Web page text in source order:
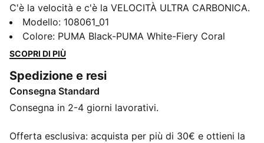
C'è la velocità e c'è la VELOCITÀ ULTRA CARBONICA.
In questa edizione speciale, la nostra più recente
tecnologia ULTRA è abbinata a una grafica ispirata al
mondo dei motori, per celebrare il concetto di
ogni secondo è importante, potete contare su ULTRA.
La nuovissima suola SPEEDSYSTEM, realizzata in fibra
di carbonio, è ancora più elastica della precedente
FastTrax è progettato con precisione per portarvi dal
Modello: 108061_01
Colore: PUMA Black-PUMA White-Fiery Coral
SCOPRI DI PIÙ
Spedizione e resi
Consegna Standard
Consegna in 2-4 giorni lavorativi.
Offerta esclusiva: acquista per più di 30€ e ottieni la